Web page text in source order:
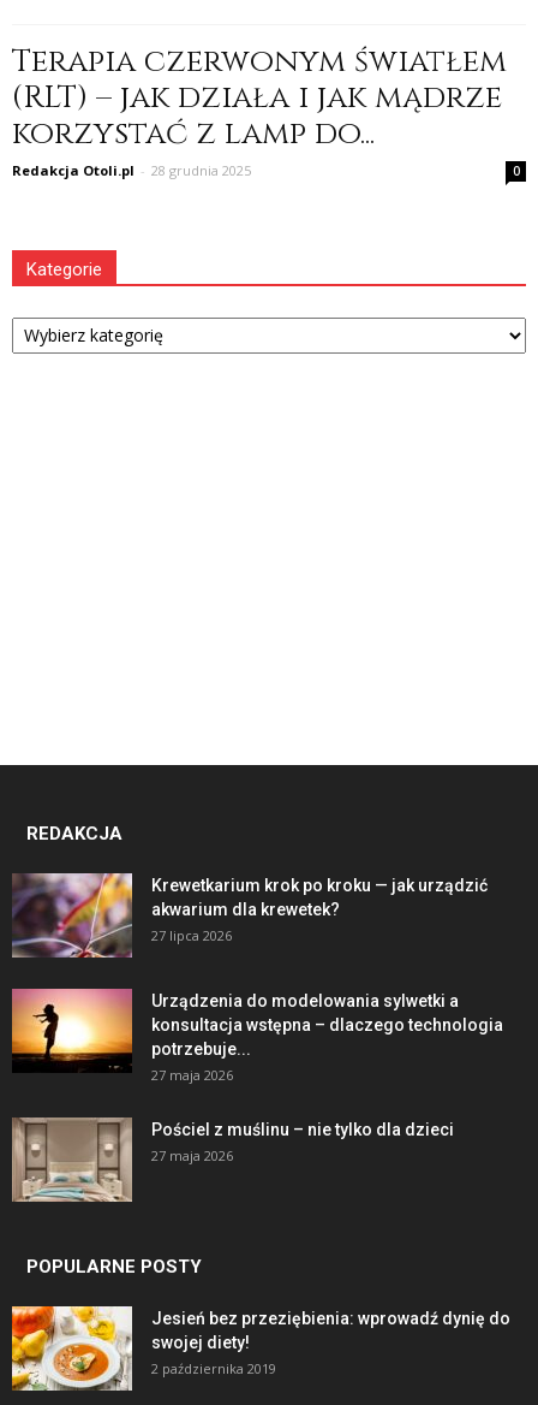
Terapia czerwonym światłem
(RLT) – jak działa i jak mądrze
korzystać z lamp do...
Redakcja Otoli.pl - 28 grudnia 2025 0
Kategorie
Kategorie
REDAKCJA
Krewetkarium krok po kroku — jak urządzić
akwarium dla krewetek?
27 lipca 2026
Urządzenia do modelowania sylwetki a
konsultacja wstępna – dlaczego technologia
potrzebuje...
27 maja 2026
Pościel z muślinu – nie tylko dla dzieci
27 maja 2026
POPULARNE POSTY
Jesień bez przeziębienia: wprowadź dynię do
swojej diety!
2 października 2019